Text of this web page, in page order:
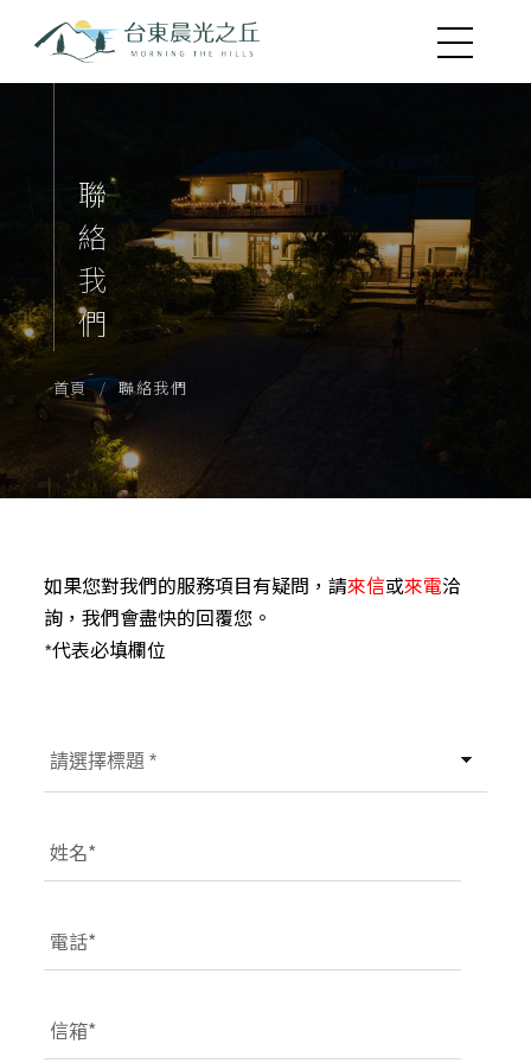
聯絡我們
首頁 聯絡我們
如果您對我們的服務項目有疑問，請來信或來電洽
詢，我們會盡快的回覆您。
*代表必填欄位